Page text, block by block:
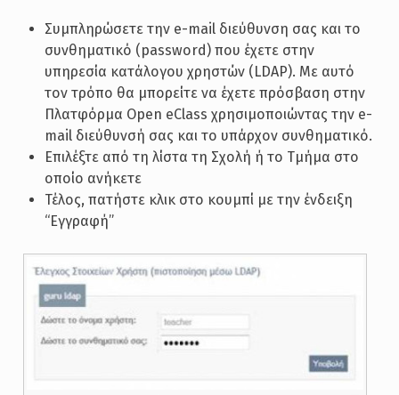
Συμπληρώσετε την e-mail διεύθυνση σας και το
συνθηματικό (password) που έχετε στην
υπηρεσία κατάλογου χρηστών (LDAP). Με αυτό
τον τρόπο θα μπορείτε να έχετε πρόσβαση στην
Πλατφόρμα Open eClass χρησιμοποιώντας την e-
mail διεύθυνσή σας και το υπάρχον συνθηματικό.
Επιλέξτε από τη λίστα τη Σχολή ή το Τμήμα στο
οποίο ανήκετε
Τέλος, πατήστε κλικ στο κουμπί με την ένδειξη
“Εγγραφή”